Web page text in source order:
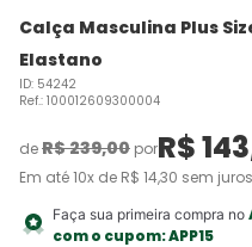
Calça Masculina Plus
Elastano
ID: 54242
Ref.: 100012609300004
deR$239,00 porR$143
Em até10x de R$ 14,30 sem juros
Faça sua primeira compra no
com o cupom:APP15